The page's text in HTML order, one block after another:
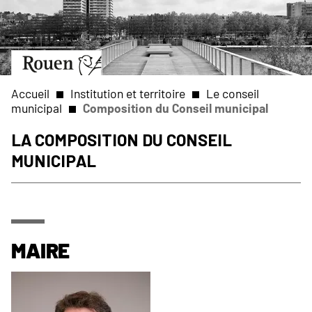
Aller
au
contenu
principal
Aller
à
la
page
d’accueil
Slide
1
of
1
Fil
d'Ariane
Accueil Institution et territoire
Le conseil
municipal
Composition du Conseil municipal
La composition du Conseil
municipal
Maire